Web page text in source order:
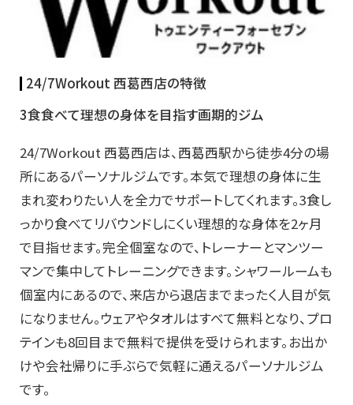
24/7Workout 西葛西店の特徴
3食食べて理想の身体を目指す画期的ジム
24/7Workout 西葛西店は、西葛西駅から徒歩4分の場
所にあるパーソナルジムです。本気で理想の身体に生
まれ変わりたい人を全力でサポートしてくれます。3食し
っかり食べてリバウンドしにくい理想的な身体を2ヶ月
で目指せます。完全個室なので、トレーナーとマンツー
マンで集中してトレーニングできます。シャワールームも
個室内にあるので、来店から退店までまったく人目が気
になりません。ウェアやタオルはすべて無料となり、プロ
テインも8回目まで無料で提供を受けられます。お出か
けや会社帰りに手ぶらで気軽に通えるパーソナルジム
です。